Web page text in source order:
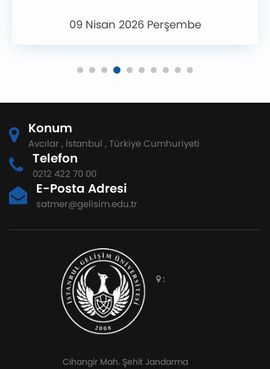
09 Nisan 2026 Perşembe
Konum
Avcılar , İstanbul , Türkiye Cumhuriyeti
Telefon
0212 422 70 00
E-Posta Adresi
satmer@gelisim.edu.tr
:
Cihangir Mah. Şehit Jandarma